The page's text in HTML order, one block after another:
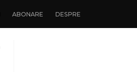
ABONARE DESPRE